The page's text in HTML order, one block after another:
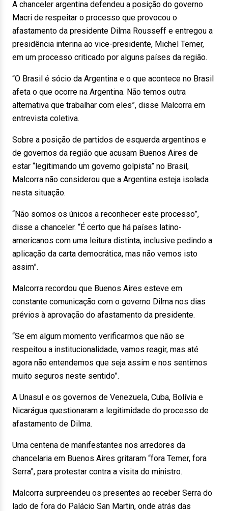
A chanceler argentina defendeu a posição do governo
Macri de respeitar o processo que provocou o
afastamento da presidente Dilma Rousseff e entregou a
presidência interina ao vice-presidente, Michel Temer,
em um processo criticado por alguns países da região.
“O Brasil é sócio da Argentina e o que acontece no Brasil
afeta o que ocorre na Argentina. Não temos outra
alternativa que trabalhar com eles”, disse Malcorra em
entrevista coletiva.
Sobre a posição de partidos de esquerda argentinos e
de governos da região que acusam Buenos Aires de
estar “legitimando um governo golpista” no Brasil,
Malcorra não considerou que a Argentina esteja isolada
nesta situação.
“Não somos os únicos a reconhecer este processo”,
disse a chanceler. “É certo que há países latino-
americanos com uma leitura distinta, inclusive pedindo a
aplicação da carta democrática, mas não vemos isto
assim”.
Malcorra recordou que Buenos Aires esteve em
constante comunicação com o governo Dilma nos dias
prévios à aprovação do afastamento da presidente.
“Se em algum momento verificarmos que não se
respeitou a institucionalidade, vamos reagir, mas até
agora não entendemos que seja assim e nos sentimos
muito seguros neste sentido”.
A Unasul e os governos de Venezuela, Cuba, Bolívia e
Nicarágua questionaram a legitimidade do processo de
afastamento de Dilma.
Uma centena de manifestantes nos arredores da
chancelaria em Buenos Aires gritaram “fora Temer, fora
Serra”, para protestar contra a visita do ministro.
Malcorra surpreendeu os presentes ao receber Serra do
lado de fora do Palácio San Martin, onde atrás das